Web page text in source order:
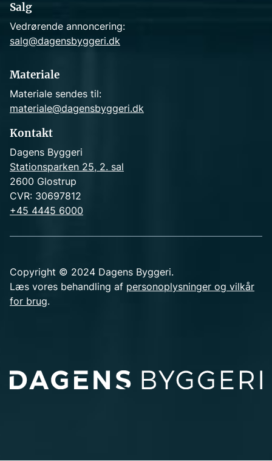
Salg
Vedrørende annoncering:
salg@dagensbyggeri.dk
Materiale
Materiale sendes til:
materiale@dagensbyggeri.dk
Kontakt
Dagens Byggeri
Stationsparken 25, 2. sal
2600 Glostrup
CVR: 30697812
+45 4445 6000
Copyright © 2024 Dagens Byggeri.
Læs vores behandling af personoplysninger og vilkår
for brug.